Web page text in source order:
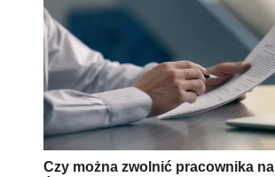
Czy można zwolnić pracownika na